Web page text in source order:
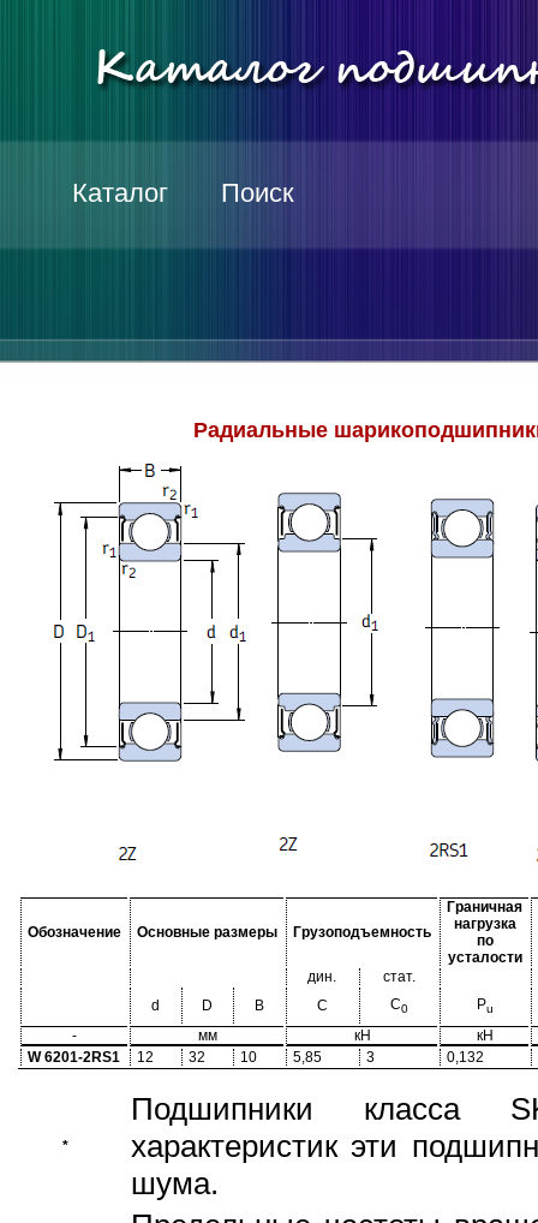
Каталог Поиск
Радиальные
Обозначение Основные размеры Грузоподъемность
Граничная
нагрузка
по
усталости
дин.
стат.
d
D B C C0 Pu
- мм кН
кН
W 6201-2RS1
12 32 10 5,85 3 0,132
*
Подшипники класса
характеристик эти
шума.